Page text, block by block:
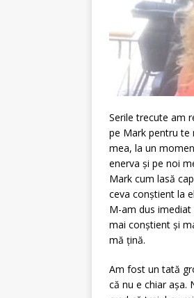
Serile trecute am
pe Mark pentru te
mea, la un
enerva și pe noi
Mark cum lasă
ceva conștient la
M-am dus
mai conștient și
mă țină.
Am fost un tată
că nu e chiar așa.